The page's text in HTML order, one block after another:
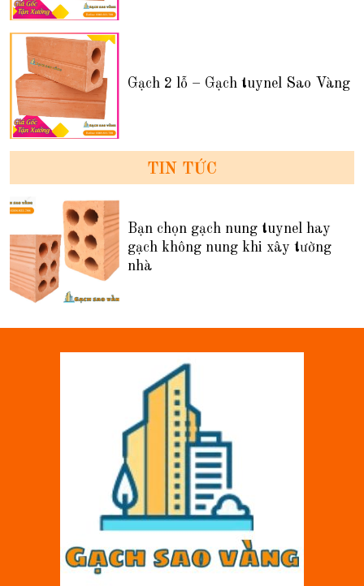
Gạch 2 lỗ – Gạch tuynel Sao Vàng
TIN TỨC
Bạn chọn gạch nung tuynel hay
gạch không nung khi xây tường
nhà